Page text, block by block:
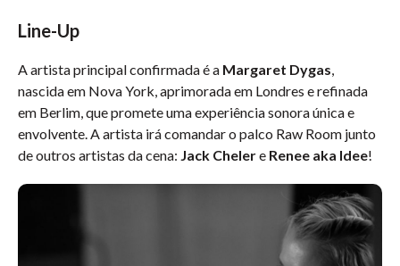
Line-Up
A artista principal confirmada é a Margaret Dygas,
nascida em Nova York, aprimorada em Londres e refinada
em Berlim, que promete uma experiência sonora única e
envolvente. A artista irá comandar o palco Raw Room junto
de outros artistas da cena: Jack Chelere Renee aka Idee!